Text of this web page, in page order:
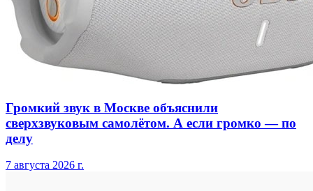
Громкий звук в Москве объяснили
сверхзвуковым самолётом. А если громко — по
делу
7 августа 2026 г.